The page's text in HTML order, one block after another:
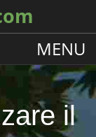
MENU
il